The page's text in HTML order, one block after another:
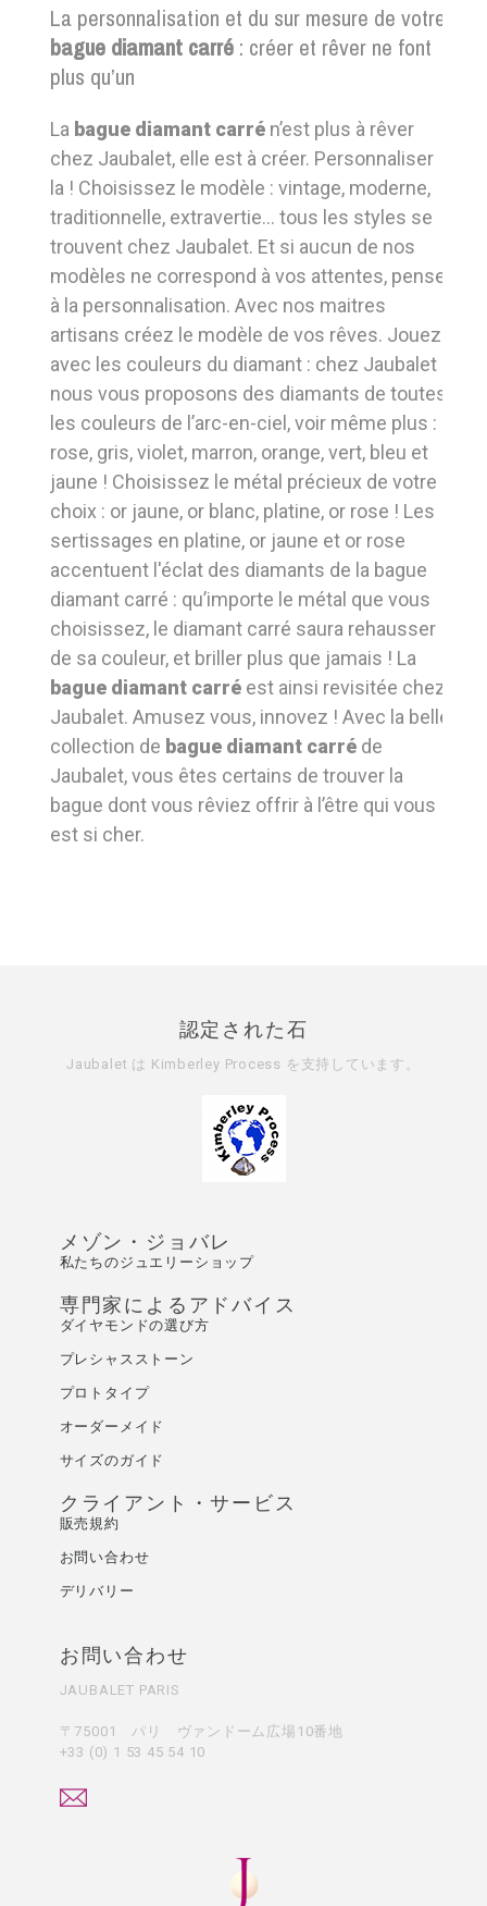
La personnalisation et du sur mesure de votre
bague diamant carré : créer et rêver ne font
plus qu’un
La bague diamant carré n’est plus à rêver
chez Jaubalet, elle est à créer. Personnaliser
la ! Choisissez le modèle : vintage, moderne,
traditionnelle, extravertie... tous les styles se
trouvent chez Jaubalet. Et si aucun de nos
modèles ne correspond à vos attentes, pensez
à la personnalisation. Avec nos maitres
artisans créez le modèle de vos rêves. Jouez
avec les couleurs du diamant : chez Jaubalet
nous vous proposons des diamants de toutes
les couleurs de l’arc-en-ciel, voir même plus :
rose, gris, violet, marron, orange, vert, bleu et
jaune ! Choisissez le métal précieux de votre
choix : or jaune, or blanc, platine, or rose ! Les
sertissages en platine, or jaune et or rose
accentuent l'éclat des diamants de la bague
diamant carré : qu’importe le métal que vous
choisissez, le diamant carré saura rehausser
de sa couleur, et briller plus que jamais ! La
bague diamant carré est ainsi revisitée chez
Jaubalet. Amusez vous, innovez ! Avec la belle
collection de bague diamant carré de
Jaubalet, vous êtes certains de trouver la
bague dont vous rêviez offrir à l’être qui vous
est si cher.
認定された石
Jaubalet は Kimberley Process を支持しています。
メゾン・ジョバレ
私たちのジュエリーショップ
専門家によるアドバイス
ダイヤモンドの選び方
プレシャスストーン
プロトタイプ
オーダーメイド
サイズのガイド
クライアント・サービス
販売規約
お問い合わせ
デリバリー
お問い合わせ
JAUBALET PARIS
〒75001 パリ ヴァンドーム広場10番地
+33 (0) 1 53 45 54 10